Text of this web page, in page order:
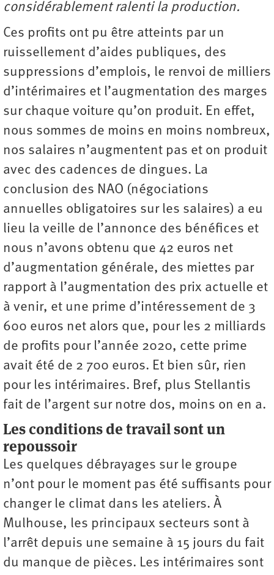
considérablement ralenti la production.
Ces profits ont pu être atteints par un
ruissellement d’aides publiques, des
suppressions d’emplois, le renvoi de milliers
d’intérimaires et l’augmentation des marges
sur chaque voiture qu’on produit. En effet,
nous sommes de moins en moins nombreux,
nos salaires n’augmentent pas et on produit
avec des cadences de dingues. La
conclusion des NAO (négociations
annuelles obligatoires sur les salaires) a eu
lieu la veille de l’annonce des bénéfices et
nous n’avons obtenu que 42 euros net
d’augmentation générale, des miettes par
rapport à l’augmentation des prix actuelle et
à venir, et une prime d’intéressement de 3
600 euros net alors que, pour les 2 milliards
de profits pour l’année 2020, cette prime
avait été de 2 700 euros. Et bien sûr, rien
pour les intérimaires. Bref, plus Stellantis
fait de l’argent sur notre dos, moins on en a.
Les conditions de travail sont un
repoussoir
Les quelques débrayages sur le groupe
n’ont pour le moment pas été suffisants pour
changer le climat dans les ateliers. À
Mulhouse, les principaux secteurs sont à
l’arrêt depuis une semaine à 15 jours du fait
du manque de pièces. Les intérimaires sont